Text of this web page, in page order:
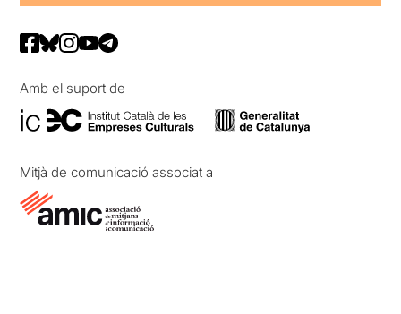
Amb el suport de
Mitjà de comunicació associat a